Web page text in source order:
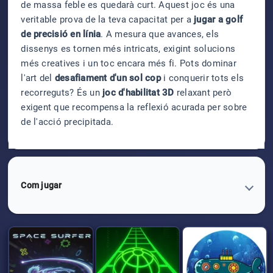
de massa feble es quedarà curt. Aquest joc és una
veritable prova de la teva capacitat per a jugar a golf
de precisió en línia. A mesura que avances, els
dissenys es tornen més intricats, exigint solucions
més creatives i un toc encara més fi. Pots dominar
l'art del desafiament d'un sol copi conquerir tots els
recorreguts? És un joc d'habilitat 3D relaxant però
exigent que recompensa la reflexió acurada per sobre
de l'acció precipitada.
Com jugar